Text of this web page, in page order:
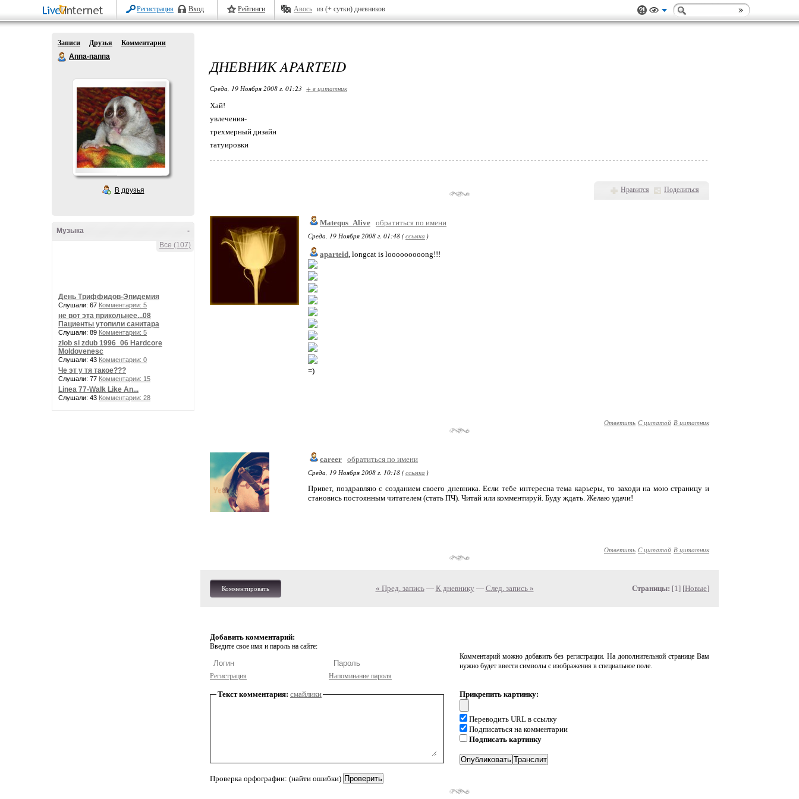
Регистрация Вход Рейтинги Авось из (+ сутки) дневников
Записи Друзья
Комментарии
Аппа-паппа
В друзья
-
Музыка
Все (107)
День Триффидов-Эпидемия
Слушали: 67 Комментарии: 5
не вот эта прикольнее...08
Пациенты утопили санитара
Слушали: 89 Комментарии: 5
zlob si zdub 1996_06 Hardcore
Moldovenesc
Слушали: 43 Комментарии: 0
Че эт у тя такое???
Слушали: 77 Комментарии: 15
Linea 77-Walk Like An...
Слушали: 43 Комментарии: 28
ДНЕВНИК APARTEID
Среда, 19 Ноября 2008 г. 01:23 + в цитатник
Хай!
увлечения-
трехмерный дизайн
татуировки
Нравится Поделиться
Matequs_Alive обратиться по имени
Среда, 19 Ноября 2008 г. 01:48 (ссылка )
aparteid, longcat is looooooooong!!!
=)
Ответить С цитатой В цитатник
career обратиться по имени
Среда, 19 Ноября 2008 г. 10:18 (ссылка )
Привет, поздравляю с созданием своего дневника. Если тебе интересна тема карьеры, то заходи на мою страницу и
становись постоянным читателем (стать ПЧ). Читай или комментируй. Буду ждать. Желаю удачи!
Ответить С цитатой В цитатник
Комментировать « Пред. запись— К дневнику — След. запись » Страницы: [1] [Новые]
Добавить комментарий:
Введите свое имя и пароль на сайте:
Регистрация Напоминание пароля
Комментарий можно добавить без регистрации. На дополнительной странице Вам
нужно будет ввести символы с изображения в специальное поле.
Текст комментария: смайлики
Проверка орфографии: (найти ошибки)
Прикрепить картинку:
Переводить URL в ссылку
Подписаться на комментарии
Подписать картинку